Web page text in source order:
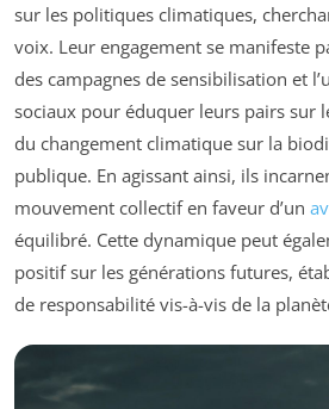
sur les politiques climatiques,
voix. Leur engagement se manifeste
des campagnes de sensibilisation et
sociaux pour éduquer leurs pairs sur
du changement climatique sur la
publique. En agissant ainsi, ils
mouvement collectif en faveur d’un
équilibré. Cette dynamique peut
positif sur les générations futures,
de responsabilité vis-à-vis de la